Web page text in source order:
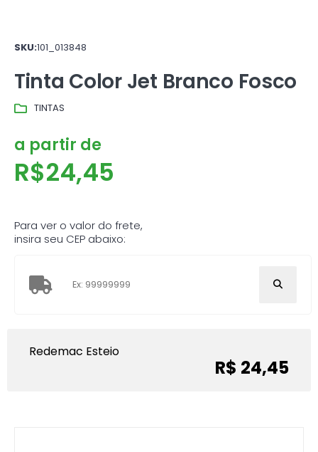
SKU:101_013848
Tinta Color Jet Branco Fosco
TINTAS
a partir de
R$24,45
Para ver o valor do frete,
insira seu CEP abaixo:
Redemac Esteio
R$ 24,45